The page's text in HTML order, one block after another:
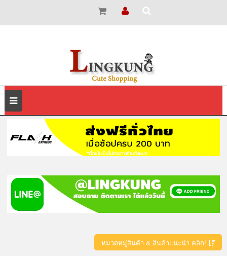
หมวดหมู่สินค้า & สินค้าแนะนำ คลิก!